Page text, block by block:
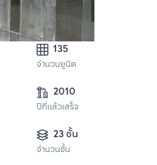
135
จำนวนยูนิต
2010
ปีที่แล้วเสร็จ
23 ชั้น
จำนวนชั้น